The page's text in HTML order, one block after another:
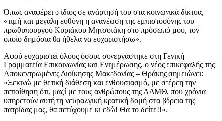
Όπως αναφέρει ο ίδιος σε ανάρτησή του στα κοινωνικά δίκτυα,
«τιμή και μεγάλη ευθύνη η ανανέωση της εμπιστοσύνης του
πρωθυπουργού Κυριάκου Μητσοτάκη στο πρόσωπό μου, τον
οποίο δημόσια θα ήθελα να ευχαριστήσω».
Αφού ευχαριστεί όλους όσους συνεργάστηκε στη Γενική
Γραμματεία Επικοινωνίας και Ενημέρωσης, ο νέος επικεφαλής της
Αποκεντρωμένης Διοίκησης Μακεδονίας – Θράκης σημειώνει:
«Ξεκινώ με θετική διάθεση και ενθουσιασμό, με στέρεη την
πεποίθηση ότι, μαζί με τους ανθρώπους της ΑΔΜΘ, που χρόνια
υπηρετούν αυτή τη νευραλγική κρατική δομή στα βόρεια της
πατρίδας μας, θα πετύχουμε κι εδώ! Θα το δείτε!!».